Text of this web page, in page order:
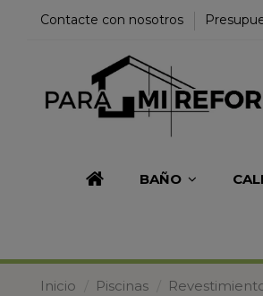
Contacte con nosotros
BAÑO
Inicio Piscinas